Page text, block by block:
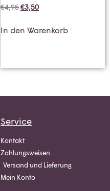
€4,95€3,50
In den Warenkorb
Service
Kontakt
Zahlungsweisen
Versand und Lieferung
Mein Konto